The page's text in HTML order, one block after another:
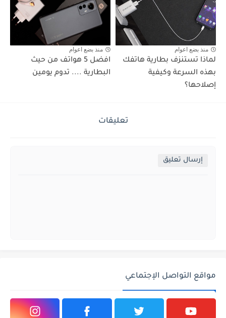
منذ بضع اعوام
لماذا تستنزف بطارية هاتفك
بهذه السرعة وكيفية
إصلاحها؟
منذ بضع اعوام
افضل 5 هواتف من حيث
البطارية .... تدوم يومين
تعليقات
إرسال تعليق
مواقع التواصل الإجتماعي